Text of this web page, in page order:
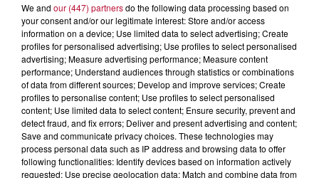
DÉCOUVREZ LA ZARRA ET SON ALBUM
TRAITRISE
A l'occasion de la sortie de son premier album
Traîtrise, Nico est parti à la rencontre de La Zarra, la
chanteuse révélation de cette année 2021 pour Carré
VIP.
We and our (447) partnersdo the following data processing based on
your consent and/or our legitimate interest: Store and/or access
information on a device; Use limited data to select advertising; Create
profiles for personalised advertising; Use profiles to select personalised
advertising; Measure advertising performance; Measure content
performance; Understand audiences through statistics or combinations
of data from different sources; Develop and improve services; Create
profiles to personalise content; Use profiles to select personalised
content; Use limited data to select content; Ensure security, prevent and
detect fraud, and fix errors; Deliver and present advertising and content;
Save and communicate privacy choices. These technologies may
process personal data such as IP address and browsing data to offer
following functionalities: Identify devices based on information actively
requested; Use precise geolocation data; Match and combine data from